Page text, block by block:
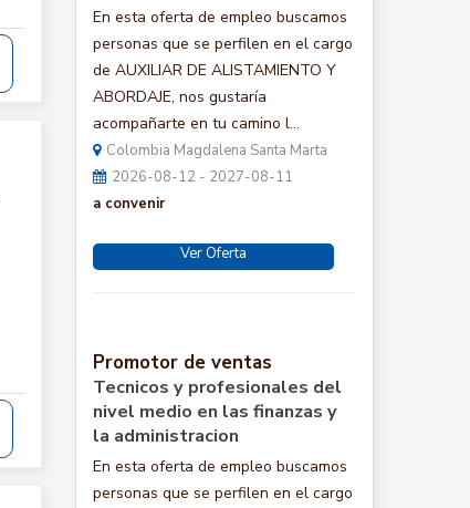
En esta oferta de empleo buscamos
personas que se perfilen en el cargo
de AUXILIAR DE ALISTAMIENTO Y
ABORDAJE, nos gustaría
acompañarte en tu camino l...
Colombia Magdalena Santa Marta
2026-08-12 - 2027-08-11
a convenir
Ver Oferta
Promotor de ventas
Tecnicos y profesionales del
nivel medio en las finanzas y
la administracion
En esta oferta de empleo buscamos
personas que se perfilen en el cargo